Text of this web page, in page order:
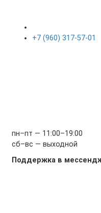
+7 (960) 317-57-01
пн–пт — 11:00–19:00
сб–вс — выходной
Поддержка в